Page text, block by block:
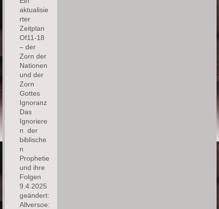
aktualisie
rter
Zeitplan
Of11-18
– der
Zorn der
Nationen
und der
Zorn
Gottes
Ignoranz
Das
Ignoriere
n der
biblische
n
Prophetie
und ihre
Folgen
9.4.2025
geändert:
Allversoe: